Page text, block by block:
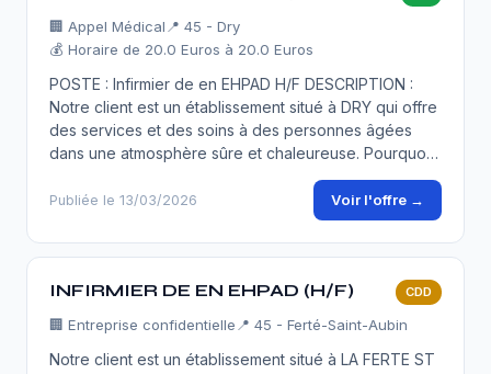
🏢 Appel Médical 📍 45 - Dry
💰 Horaire de 20.0 Euros à 20.0 Euros
POSTE : Infirmier de en EHPAD H/F DESCRIPTION :
Notre client est un établissement situé à DRY qui offre
des services et des soins à des personnes âgées
dans une atmosphère sûre et chaleureuse. Pourquo…
Publiée le 13/03/2026 Voir l'offre →
INFIRMIER DE EN EHPAD (H/F) CDD
🏢 Entreprise confidentielle 📍 45 - Ferté-Saint-Aubin
Notre client est un établissement situé à LA FERTE ST